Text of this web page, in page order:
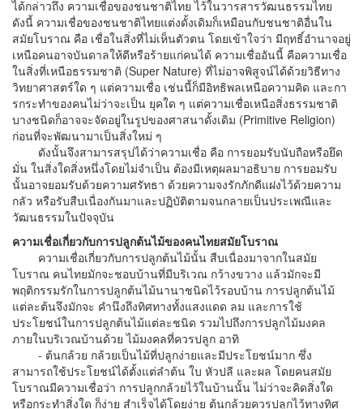
ได้กล่าวถึง ความเชื่อของชนชาติไทย ไว้ในวารสารวัฒนธรรมไทย
ดังนี้ ความเชื่อของชนชาติไทยแต่งดั้งเดิมก็เหมือนกับชนชาติอื่นใน
สมัยโบราณ คือ เชื่อในสิ่งที่ไม่เห็นตัวตน โดยเข้าใจว่า มีฤทธิ์อํานาจอยู่
เหนือคนอาจบันดาลให้ดีหรือร้ายแก่คนได้ ความเชื่ออันนี้ คือความเชื่อ
ในสิ่งที่เหนือธรรมชาติ (Super Nature) ที่ไม่อาจพิสูจน์ได้ด้วยวิธีทาง
วิทยาศาสตร์ใด ๆ แต่ความเชื่อ เช่นนี้ก็มีอิทธิพลเหนือความคิด และกา
รกระทําของคนไม่ว่าจะเป็น ยุคใด ๆ แต่ความเชื่อเหนือสิ่งธรรมชาติ
บางชนิดก็อาจจะจัดอยู่ในรูปของศาสนาดั้งเดิม (Primitive Religion)
ก่อนที่จะพัฒนามาเป็นสิ่งใหม่ ๆ
ดังนั้นจึงสามารสรุปได้ว่าความเชื่อ คือ การยอมรับนับถือหรือยึด
มั่น ในสิ่งใดสิ่งหนึ่งโดยไม่จําเป็น ต้องมีเหตุผลมาอธิบาย การยอมรับ
นั้นอาจยอมรับด้วยความศรัทธา ด้วยความจงรักภักดีแฝงไว้ด้วยความ
กลัว หรือรับสืบเนื่องกันมาและปฏิบัติตามจนกลายเป็นประเพณีและ
วัฒนธรรมในปัจจุบัน
ความเชื่อเกี่ยวกับการปลูกต้นไม้ของคนไทยสมัยโบราณ
ความเชื่อเกี่ยวกับการปลูกต้นไม้นั้น สืบเนื่องมาจากในสมัย
โบราณ คนไทยมักจะชอบบ้านที่มีบริเวณ กว้างขวาง แล้วมักจะมี
พฤติกรรมรักในการปลูกต้นไม้นานาชนิดไว้รอบบ้าน การปลูกต้นไม้
แต่ละต้นจึงมักจะ คํานึงถึงทิศทางทั้งแสงแดด ลม และการใช้
ประโยชน์ในการปลูกต้นไม้แต่ละชนิด รวมไปถึงการปลูกไม้มงคล
ภายในบริเวณบ้านด้วย ไม้มงคลที่ควรปลูก อาทิ
- ต้นกล้วย กล้วยเป็นไม้ที่ปลูกง่ายและมีประโยชน์มาก ซึ่ง
สามารถใช้ประโยชน์ได้ตั้งแต่ลําต้น ใบ หัวปลี และผล โดยคนสมัย
โบราณมีความเชื่อว่า การปลูกกล้วยไว้ในบ้านนั้น ไม่ว่าจะคิดสิ่งใด
หรือกระทําสิ่งใด ก็ง่าย สําเร็จได้โดยง่าย ต้นกล้วยควรปลูกไว้ทางทิศ